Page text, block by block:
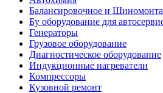
Балансировочное и
Бу оборудование для
Генераторы
Грузовое оборудование
Диагностическое оборудование
Индукционные нагреватели
Компрессоры
Кузовной ремонт